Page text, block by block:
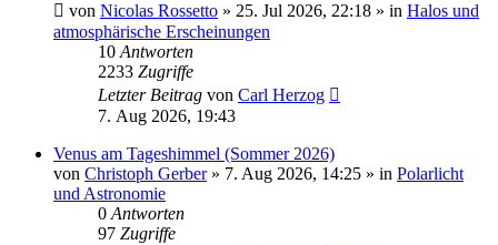
von Nicolas Rossetto » 25. Jul 2026, 22:18 » in Halos und
atmosphärische Erscheinungen
10 Antworten
2233 Zugriffe
Letzter Beitrag von Carl Herzog
7. Aug 2026, 19:43
Venus am Tageshimmel (Sommer 2026)
von Christoph Gerber» 7. Aug 2026, 14:25 » in Polarlicht
und Astronomie
0 Antworten
97 Zugriffe